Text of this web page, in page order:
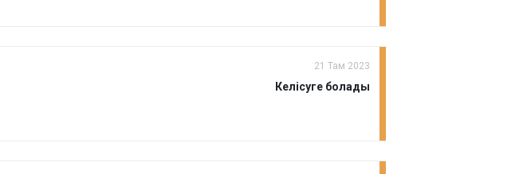
21 Там 2023
Келісуге болады